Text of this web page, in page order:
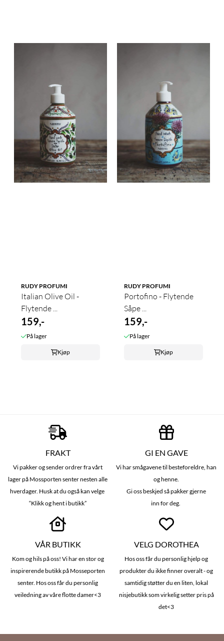
RUDY PROFUMI
Italian Olive Oil -
Flytende ...
159,-
På lager
Kjøp
RUDY PROFUMI
Portofino - Flytende
Såpe ...
159,-
På lager
Kjøp
FRAKT
Vi pakker og sender ordrer fra vårt
lager på Mossporten senter nesten alle
hverdager. Husk at du også kan velge
“Klikk og hent i butikk”
GI EN GAVE
Vi har smågavene til besteforeldre, han
og henne.
Gi oss beskjed så pakker gjerne
inn for deg.
VÅR BUTIKK
Kom og hils på oss! Vi har en stor og
inspirerende butikk på Mosseporten
senter. Hos oss får du personlig
veiledning av våre flotte damer<3
VELG DOROTHEA
Hos oss får du personlig hjelp og
produkter du ikke finner overalt - og
samtidig støtter du en liten, lokal
nisjebutikk som virkelig setter pris på
det<3